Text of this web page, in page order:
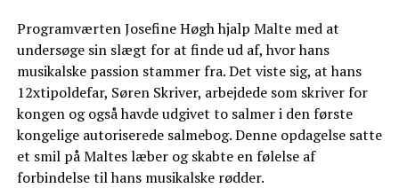
Programværten Josefine Høgh hjalp Malte med at
undersøge sin slægt for at finde ud af, hvor hans
musikalske passion stammer fra. Det viste sig, at hans
12xtipoldefar, Søren Skriver, arbejdede som skriver for
kongen og også havde udgivet to salmer i den første
kongelige autoriserede salmebog. Denne opdagelse satte
et smil på Maltes læber og skabte en følelse af
forbindelse til hans musikalske rødder.